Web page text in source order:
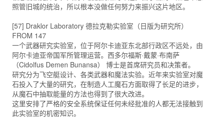
照管旧城的统治，所以根本没做任何努力来振兴这片地区。
[57] Draklor Laboratory 德拉克勒实验室（日版为研究所）
FROM 147
一个武器研究实验室，位于阿尔卡迪亚东北部行政区不远处，由
阿尔卡迪亚帝国军所管理运营。西多尔福斯·戴蒙·布南萨
（Cidolfus Demen Bunansa） 博士是首席研究员和决策者。
研究分为飞空艇设计、各类武器和魔法实验。近年来实验室对魔
石投入了大量的研究，在制造人工魔石方面取得了长足的进步，
从魔石中抽取能量的方法也得到了很大改进。
这里安排了严格的安全系统保证任何未经批准的人都无法接触到
此实验室的机密知识。